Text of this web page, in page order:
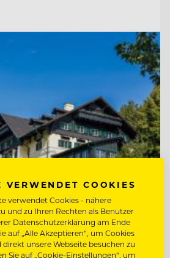
VERWENDET COOKIES
verwendet Cookies - nähere
und zu Ihren Rechten als Benutzer
Datenschutzerklärung am Ende
auf „Alle Akzeptieren“, um Cookies
unsere Webseite besuchen zu
Sie auf „Cookie-Einstellungen“, um